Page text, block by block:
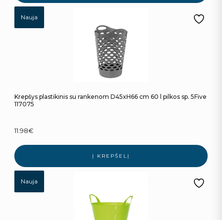
Nauja
Krepšys plastikinis su rankenom D45xH66 cm 60 l pilkos sp. 5Five
117075
11.98€
Į KREPŠELĮ
Nauja